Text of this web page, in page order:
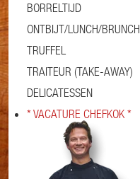
BORRELTIJD
ONTBIJT/LUNCH/BRUNCH
TRUFFEL
TRAITEUR (TAKE-AWAY)
DELICATESSEN
* VACATURE CHEFKOK *